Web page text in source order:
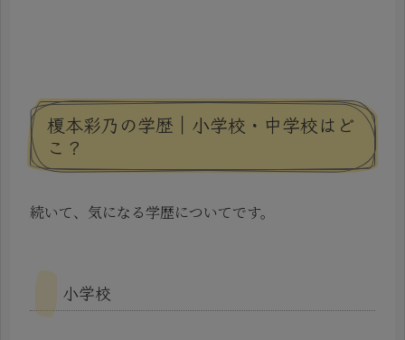
榎本彩乃の学歴｜小学校・中学校はど
こ？
続いて、気になる学歴についてです。
小学校